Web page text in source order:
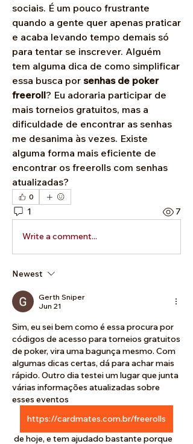
sociais. É um pouco frustrante
quando a gente quer apenas praticar
e acaba levando tempo demais só
para tentar se inscrever. Alguém
tem alguma dica de como simplificar
essa busca por senhas de poker
freeroll? Eu adoraria participar de
mais torneios gratuitos, mas a
dificuldade de encontrar as senhas
me desanima às vezes. Existe
alguma forma mais eficiente de
encontrar os freerolls com senhas
atualizadas?
0
1 7
Write a comment...
Newest
Gerth Sniper
Jun 21
Sim, eu sei bem como é essa procura por
códigos de acesso para torneios gratuitos
de poker, vira uma bagunça mesmo. Com
algumas dicas certas, dá para achar mais
rápido. Outro dia testei um lugar que junta
várias informações atualizadas sobre
esses eventos
https://cardmates.com.br/freerolls